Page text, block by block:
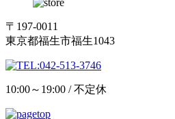
〒197-0011
東京都福生市福生1043
10:00～19:00 / 不定休